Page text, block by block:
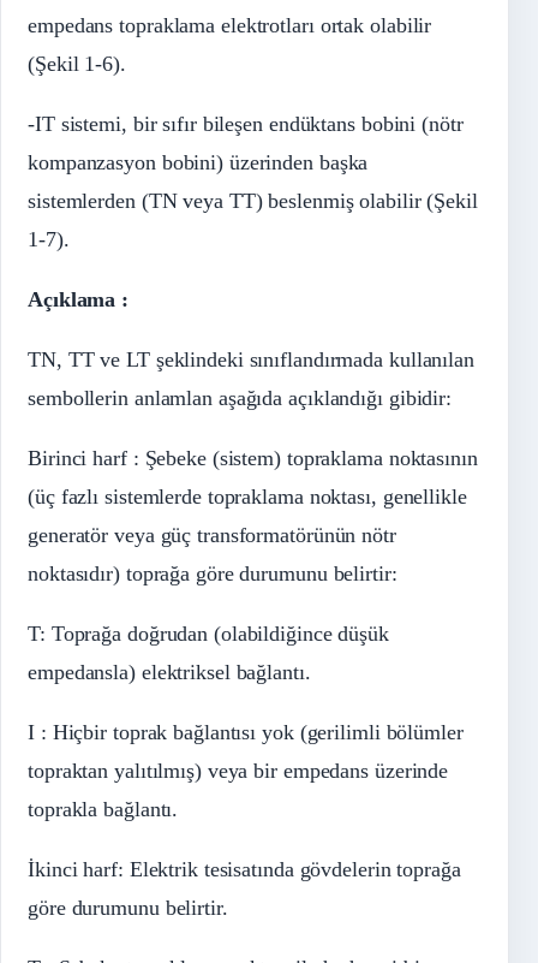
empedans topraklama elektrotları ortak olabilir
(Şekil 1-6).
-IT sistemi, bir sıfır bileşen endüktans bobini (nötr
kompanzasyon bobini) üzerinden başka
sistemlerden (TN veya TT) beslenmiş olabilir (Şekil
1-7).
Açıklama :
TN, TT ve LT şeklindeki sınıflandırmada kullanılan
sembollerin anlamlan aşağıda açıklandığı gibidir:
Birinci harf : Şebeke (sistem) topraklama noktasının
(üç fazlı sistemlerde topraklama noktası, genellikle
generatör veya güç transformatörünün nötr
noktasıdır) toprağa göre durumunu belirtir:
T: Toprağa doğrudan (olabildiğince düşük
empedansla) elektriksel bağlantı.
I : Hiçbir toprak bağlantısı yok (gerilimli bölümler
topraktan yalıtılmış) veya bir empedans üzerinde
toprakla bağlantı.
İkinci harf: Elektrik tesisatında gövdelerin toprağa
göre durumunu belirtir.